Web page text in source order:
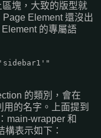
塊，大致的版型就
Element 還沒出
的專屬語
的類別，會在
的名字。上面提到
main-wrapper 和
表示如下：